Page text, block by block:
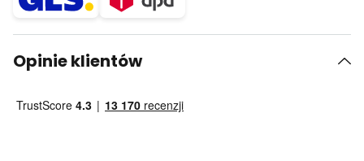
Opinie klientów